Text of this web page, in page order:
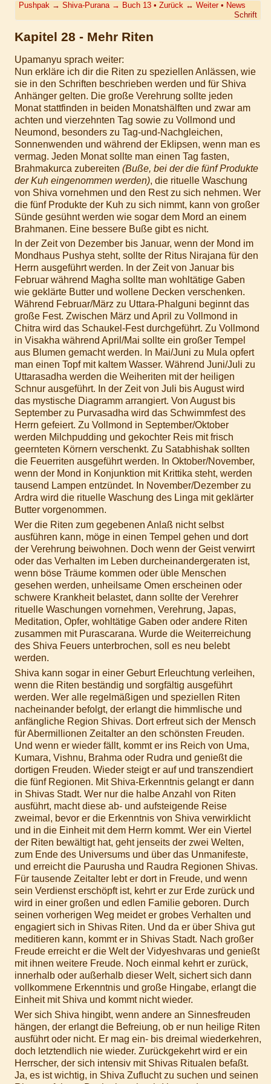
Pushpak → Shiva-Purana → Buch 13 •Zurück ↔ Weiter• News
Schrift
Kapitel 28 - Mehr Riten
Upamanyu sprach weiter:
Nun erkläre ich dir die Riten zu speziellen Anlässen, wie
sie in den Schriften beschrieben werden und für Shiva
Anhänger gelten. Die große Verehrung sollte jeden
Monat stattfinden in beiden Monatshälften und zwar am
achten und vierzehnten Tag sowie zu Vollmond und
Neumond, besonders zu Tag-und-Nachgleichen,
Sonnenwenden und während der Eklipsen, wenn man es
vermag. Jeden Monat sollte man einen Tag fasten,
Brahmakurca zubereiten (Buße, bei der die fünf Produkte
der Kuh eingenommen werden), die rituelle Waschung
von Shiva vornehmen und den Rest zu sich nehmen. Wer
die fünf Produkte der Kuh zu sich nimmt, kann von großer
Sünde gesühnt werden wie sogar dem Mord an einem
Brahmanen. Eine bessere Buße gibt es nicht.
In der Zeit von Dezember bis Januar, wenn der Mond im
Mondhaus Pushya steht, sollte der Ritus Nirajana für den
Herrn ausgeführt werden. In der Zeit von Januar bis
Februar während Magha sollte man wohltätige Gaben
wie geklärte Butter und wollene Decken verschenken.
Während Februar/März zu Uttara-Phalguni beginnt das
große Fest. Zwischen März und April zu Vollmond in
Chitra wird das Schaukel-Fest durchgeführt. Zu Vollmond
in Visakha während April/Mai sollte ein großer Tempel
aus Blumen gemacht werden. In Mai/Juni zu Mula opfert
man einen Topf mit kaltem Wasser. Während Juni/Juli zu
Uttarasadha werden die Weiheriten mit der heiligen
Schnur ausgeführt. In der Zeit von Juli bis August wird
das mystische Diagramm arrangiert. Von August bis
September zu Purvasadha wird das Schwimmfest des
Herrn gefeiert. Zu Vollmond in September/Oktober
werden Milchpudding und gekochter Reis mit frisch
geernteten Körnern verschenkt. Zu Satabhishak sollten
die Feuerriten ausgeführt werden. In Oktober/November,
wenn der Mond in Konjunktion mit Krittika steht, werden
tausend Lampen entzündet. In November/Dezember zu
Ardra wird die rituelle Waschung des Linga mit geklärter
Butter vorgenommen.
Wer die Riten zum gegebenen Anlaß nicht selbst
ausführen kann, möge in einen Tempel gehen und dort
der Verehrung beiwohnen. Doch wenn der Geist verwirrt
oder das Verhalten im Leben durcheinandergeraten ist,
wenn böse Träume kommen oder üble Menschen
gesehen werden, unheilsame Omen erscheinen oder
schwere Krankheit belastet, dann sollte der Verehrer
rituelle Waschungen vornehmen, Verehrung, Japas,
Meditation, Opfer, wohltätige Gaben oder andere Riten
zusammen mit Purascarana. Wurde die Weiterreichung
des Shiva Feuers unterbrochen, soll es neu belebt
werden.
Shiva kann sogar in einer Geburt Erleuchtung verleihen,
wenn die Riten beständig und sorgfältig ausgeführt
werden. Wer alle regelmäßigen und speziellen Riten
nacheinander befolgt, der erlangt die himmlische und
anfängliche Region Shivas. Dort erfreut sich der Mensch
für Abermillionen Zeitalter an den schönsten Freuden.
Und wenn er wieder fällt, kommt er ins Reich von Uma,
Kumara, Vishnu, Brahma oder Rudra und genießt die
dortigen Freuden. Wieder steigt er auf und transzendiert
die fünf Regionen. Mit Shiva-Erkenntnis gelangt er dann
in Shivas Stadt. Wer nur die halbe Anzahl von Riten
ausführt, macht diese ab- und aufsteigende Reise
zweimal, bevor er die Erkenntnis von Shiva verwirklicht
und in die Einheit mit dem Herrn kommt. Wer ein Viertel
der Riten bewältigt hat, geht jenseits der zwei Welten,
zum Ende des Universums und über das Unmanifeste,
und erreicht die Paurusha und Raudra Regionen Shivas.
Für tausende Zeitalter lebt er dort in Freude, und wenn
sein Verdienst erschöpft ist, kehrt er zur Erde zurück und
wird in einer großen und edlen Familie geboren. Durch
seinen vorherigen Weg meidet er grobes Verhalten und
engagiert sich in Shivas Riten. Und da er über Shiva gut
meditieren kann, kommt er in Shivas Stadt. Nach großer
Freude erreicht er die Welt der Vidyeshvaras und genießt
mit ihnen weitere Freude. Noch einmal kehrt er zurück,
innerhalb oder außerhalb dieser Welt, sichert sich dann
vollkommene Erkenntnis und große Hingabe, erlangt die
Einheit mit Shiva und kommt nicht wieder.
Wer sich Shiva hingibt, wenn andere an Sinnesfreuden
hängen, der erlangt die Befreiung, ob er nun heilige Riten
ausführt oder nicht. Er mag ein- bis dreimal wiederkehren,
doch letztendlich nie wieder. Zurückgekehrt wird er ein
Herrscher, der sich intensiv mit Shivas Ritualen befaßt.
Ja, es ist wichtig, in Shiva Zuflucht zu suchen und seinen